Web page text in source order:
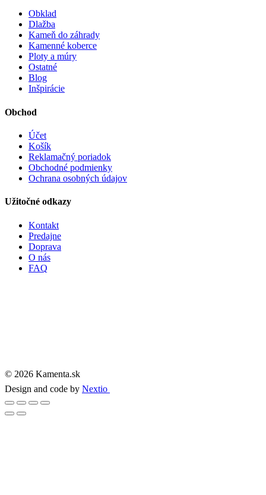
Obklad
Dlažba
Kameň do záhrady
Kamenné koberce
Ploty a múry
Ostatné
Blog
Inšpirácie
Obchod
Účet
Košík
Reklamačný poriadok
Obchodné podmienky
Ochrana osobných údajov
Užitočné odkazy
Kontakt
Predajne
Doprava
O nás
FAQ
© 2026 Kamenta.sk
Design and code by Nextio